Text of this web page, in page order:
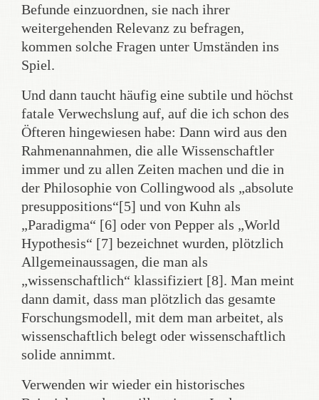
Befunde einzuordnen, sie nach ihrer
weitergehenden Relevanz zu befragen,
kommen solche Fragen unter Umständen ins
Spiel.
Und dann taucht häufig eine subtile und höchst
fatale Verwechslung auf, auf die ich schon des
Öfteren hingewiesen habe: Dann wird aus den
Rahmenannahmen, die alle Wissenschaftler
immer und zu allen Zeiten machen und die in
der Philosophie von Collingwood als „absolute
presuppositions“[5] und von Kuhn als
„Paradigma“ [6] oder von Pepper als „World
Hypothesis“ [7] bezeichnet wurden, plötzlich
Allgemeinaussagen, die man als
„wissenschaftlich“ klassifiziert [8]. Man meint
dann damit, dass man plötzlich das gesamte
Forschungsmodell, mit dem man arbeitet, als
wissenschaftlich belegt oder wissenschaftlich
solide annimmt.
Verwenden wir wieder ein historisches